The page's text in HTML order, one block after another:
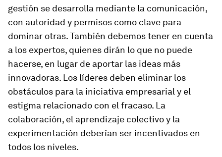
gestión se desarrolla mediante la comunicación,
con autoridad y permisos como clave para
dominar otras. También debemos tener en cuenta
a los expertos, quienes dirán lo que no puede
hacerse, en lugar de aportar las ideas más
innovadoras. Los líderes deben eliminar los
obstáculos para la iniciativa empresarial y el
estigma relacionado con el fracaso. La
colaboración, el aprendizaje colectivo y la
experimentación deberían ser incentivados en
todos los niveles.